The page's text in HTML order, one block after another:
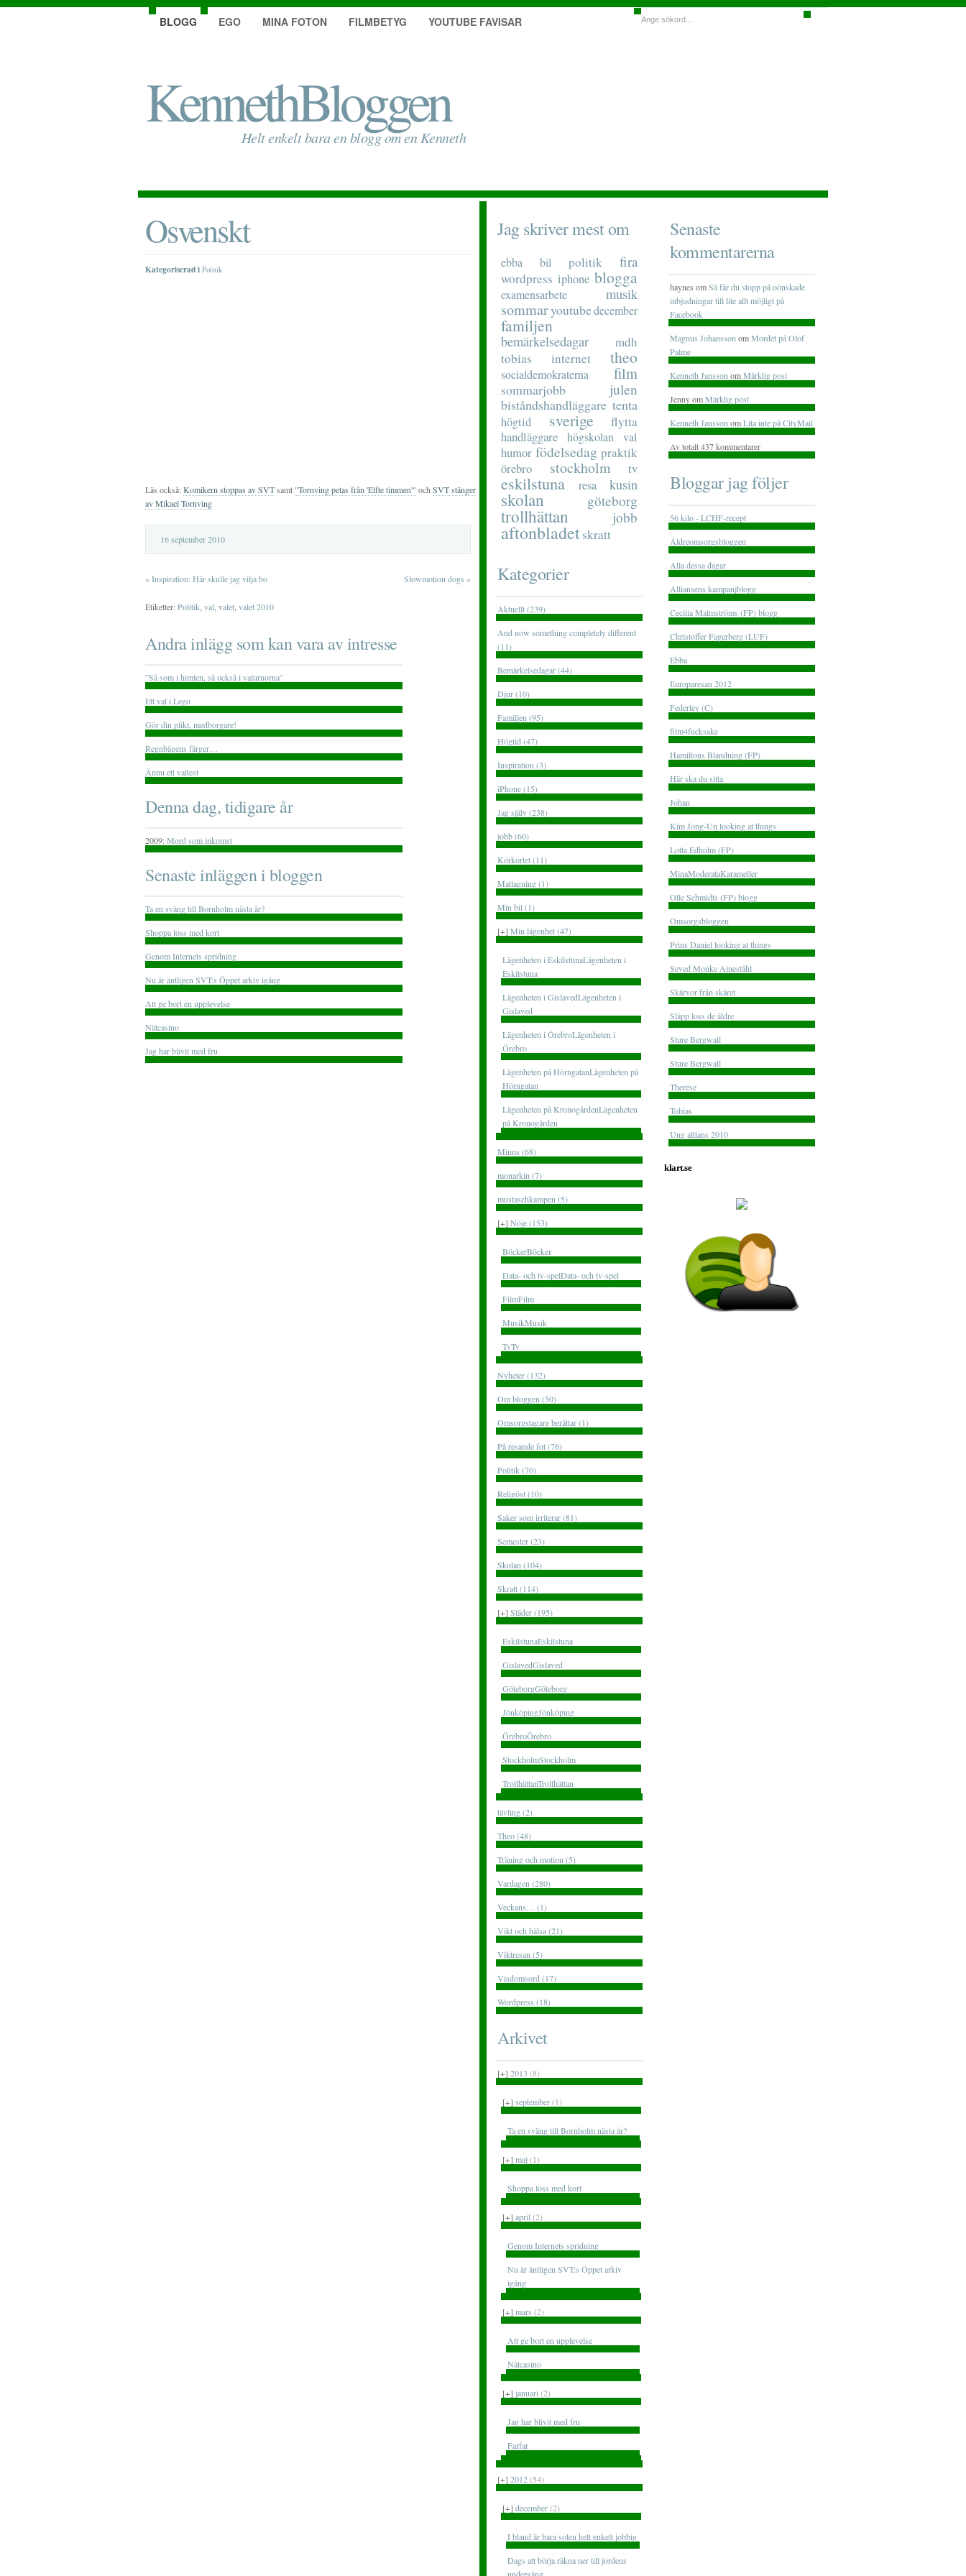
KennethBloggen
Helt enkelt bara en blogg om en Kenneth
BLOGG EGO MINA FOTON FILMBETYG YOUTUBE FAVISAR
Osvenskt
Kategoriserad i Politik
Läs också:Komikern stoppas av SVTsamt "Tornving petas från 'Elfte timmen'" och SVT stänger
av Mikael Tornving
16 september 2010
«Inspiration: Här skulle jag vilja bo Slowmotion dogs »
Etiketter:Politik val valet valet 2010
Andra inlägg som kan vara av intresse
”Så som i himlen, så också i valurnorna”
Ett val i Lego
Gör din plikt, medborgare!
Regnbågens färger…
Ännu ett valtest
Denna dag, tidigare år
2009:Mord som inkomst
Senaste inläggen i bloggen
Ta en sväng till Bornholm nästa år?
Shoppa loss med kort
Genom Internets spridning
Nu är äntligen SVT:s Öppet arkiv igång
Att ge bort en upplevelse
Nätcasino
Jag har blivit med fru
Jag skriver mest om
ebba bil politik fira
wordpress iphone blogga
examensarbete musik
sommaryoutubedecember
familjen
bemärkelsedagar
mdh
tobias
internet theo
socialdemokraterna film
sommarjobb julen
biståndshandläggare tenta
högtid sverige
flytta
handläggare
högskolan val
humor födelsedag praktik
örebro stockholm tv
eskilstuna resa kusin
skolan göteborg
trollhättan jobb
aftonbladetskratt
Kategorier
Aktuellt (239)
And now something completely different
(11)
Bemärkelsedagar (44)
Djur (10)
Familjen (95)
Högtid (47)
Inspiration (3)
iPhone (15)
Jag själv (238)
jobb (60)
Körkortet (11)
Matlagning (1)
Min bil (1)
[+] Min lägenhet (47)
Lägenheten i EskilstunaLägenheten i
Eskilstuna
Lägenheten i GislavedLägenheten i
Gislaved
Lägenheten i ÖrebroLägenheten i
Örebro
Lägenheten på HörngatanLägenheten på
Hörngatan
Lägenheten på KronogårdenLägenheten
på Kronogården
Minns (68)
monarkin (7)
mustaschkampen (5)
[+] Nöje (153)
BöckerBöcker
Data- och tv-spelData- och tv-spel
FilmFilm
MusikMusik
TvTv
Nyheter (132)
Om bloggen (50)
Omsorgstagare berättar (1)
På resande fot (76)
Politik (70)
Religöst (10)
Saker som irriterar (81)
Semester (23)
Skolan (104)
Skratt (114)
[+] Städer (195)
EskilstunaEskilstuna
GislavedGislaved
GöteborgGöteborg
JönköpingJönköping
ÖrebroÖrebro
StockholmStockholm
TrollhättanTrollhättan
tävling (2)
Theo (48)
Träning och motion (5)
Vardagen (280)
Veckans… (1)
Vikt och hälsa (21)
Viktresan (5)
Visdomsord (17)
Wordpress (18)
Arkivet
[+] 2013 (8)
[+] september(1)
Ta en sväng till Bornholm nästa år?
[+] maj(1)
Shoppa loss med kort
[+] april (2)
Genom Internets spridning
Nu är äntligen SVT:s Öppet arkiv
igång
[+] mars (2)
Att ge bort en upplevelse
Nätcasino
[+] januari (2)
Jag har blivit med fru
Farfar
[+] 2012(54)
[+] december(2)
I bland är bara solen helt enkelt jobbig
Dags att börja räkna ner till jordens
Senaste
kommentarerna
haynes omSå får du stopp på oönskade
inbjudningar till lite allt möjligt på
Facebook
Magnus Johansson omMordet på Olof
Palme
Kenneth Jansson omMärklig post
Jenny omMärklig post
Kenneth Jansson omLita inte på CityMail
Av totalt 437 kommentarer
Bloggar jag följer
56 kilo - LCHF-recept
Äldreomsorgsbloggen
Alla dessa dagar
Alliansens kampanjblogg
Cecilia Malmströms (FP) blogg
Christoffer Fagerberg (LUF)
Ebba
Europaresan 2012
Federley (C)
film4fucksake
Hamiltons Blandning (FP)
Här ska du sitta
Johan
Kim Jong-Un looking at things
Lotta Edholm (FP)
MinaModerataKarameller
Olle Schmidts (FP) blogg
Omsorgsbloggen
Prins Daniel looking at things
Seved Monke Ajneståhl
Skärvor från skäret
Släpp loss de äldre
Sture Bergwall
Sture Bergwall
Therése
Tobias
Ung allians 2010
klart.se